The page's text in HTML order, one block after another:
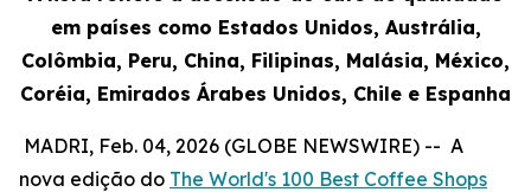
em países como Estados Unidos, Austrália,
Colômbia, Peru, China, Filipinas, Malásia, México,
Coréia, Emirados Árabes Unidos, Chile e Espanha
MADRI, Feb. 04, 2026 (GLOBE NEWSWIRE) -- A
nova edição do The World's 100 Best Coffee Shops